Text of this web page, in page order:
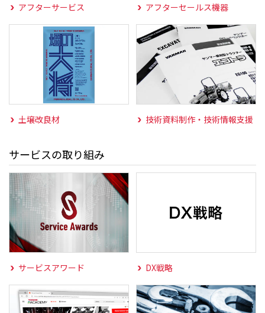
アフターサービス アフターセールス機器
土壌改良材 技術資料制作・技術情報支援
サービスの取り組み
サービスアワード DX戦略